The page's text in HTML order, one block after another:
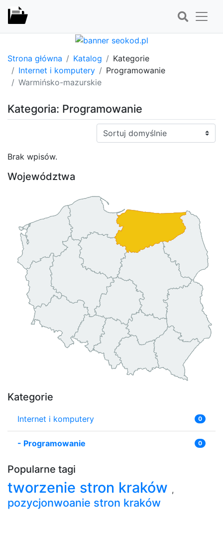
Strona główna Katalog
Kategorie
Internet i komputery
Programowanie
Warmińsko-mazurskie
Kategoria: Programowanie
Sortuj:
Brak wpisów.
Województwa
Kategorie
Internet i komputery 0
- Programowanie 0
Popularne tagi
tworzenie stron kraków ,
pozycjonwoanie stron kraków